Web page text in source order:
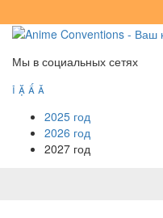
Мы в социальных сетях
   
2025 год
2026 год
2027 год